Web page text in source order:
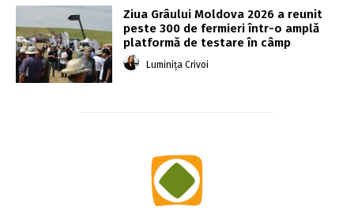
Ziua Grâului Moldova 2026 a reunit
peste 300 de fermieri într-o amplă
platformă de testare în câmp
Luminița Crivoi